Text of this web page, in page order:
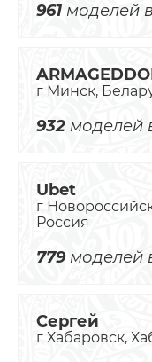
961 моделей
г Минск,
932 моделей
Ubet
г
Россия
779моделей
Сергей
г Хабаровск,